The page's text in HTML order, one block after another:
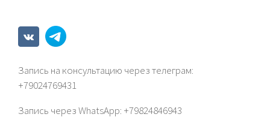
Запись на консультацию через телеграм:
+79024769431
Запись через WhatsАрp: +79824846943